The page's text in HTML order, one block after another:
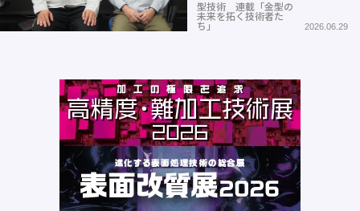
型技術 連載「金型の
未来を拓く技術者た
ち」
2026.06.29